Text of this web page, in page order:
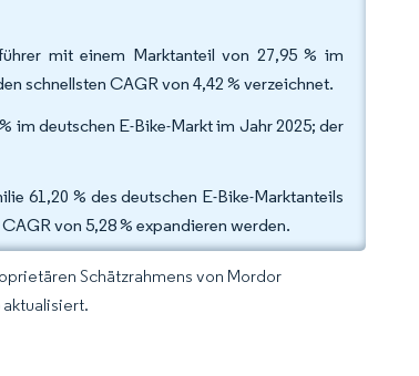
mit einem Marktanteil von 27,95 % im
schnellsten CAGR von 4,42 % verzeichnet.
im deutschen E-Bike-Markt im Jahr 2025; der
61,20 % des deutschen E-Bike-Marktanteils
von 5,28 % expandieren werden.
Schätzrahmens von Mordor